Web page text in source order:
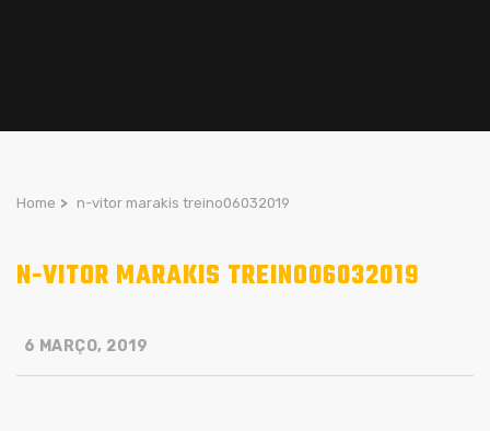
Home > n-vitor marakis treino06032019
N-VITOR MARAKIS TREINO06032019
6 MARÇO, 2019